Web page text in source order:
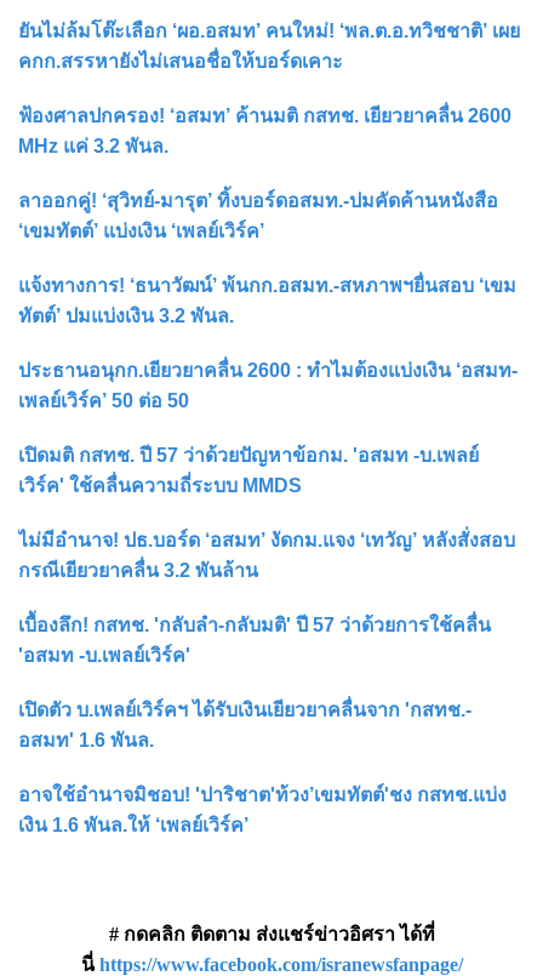
ยันไม่ล้มโต๊ะเลือก ‘ผอ.อสมท’ คนใหม่! ‘พล.ต.อ.ทวิชชาติ’ เผย
คกก.สรรหายังไม่เสนอชื่อให้บอร์ดเคาะ
ฟ้องศาลปกครอง! ‘อสมท’ ค้านมติ กสทช. เยียวยาคลื่น 2600
MHz แค่ 3.2 พันล.
ลาออกคู่! ‘สุวิทย์-มารุต’ ทิ้งบอร์ดอสมท.-ปมคัดค้านหนังสือ
‘เขมทัตต์’ แบ่งเงิน ‘เพลย์เวิร์ค’
แจ้งทางการ! ‘ธนาวัฒน์’ พ้นกก.อสมท.-สหภาพฯยื่นสอบ ‘เขม
ทัตต์’ ปมแบ่งเงิน 3.2 พันล.
ประธานอนุกก.เยียวยาคลื่น 2600 : ทำไมต้องแบ่งเงิน ‘อสมท-
เพลย์เวิร์ค’ 50 ต่อ 50
เปิดมติ กสทช. ปี 57 ว่าด้วยปัญหาข้อกม. 'อสมท -บ.เพลย์
เวิร์ค' ใช้คลื่นความถี่ระบบ MMDS
ไม่มีอำนาจ! ปธ.บอร์ด ‘อสมท’ งัดกม.แจง ‘เทวัญ’ หลังสั่งสอบ
กรณีเยียวยาคลื่น 3.2 พันล้าน
เบื้องลึก! กสทช. 'กลับลำ-กลับมติ' ปี 57 ว่าด้วยการใช้คลื่น
'อสมท -บ.เพลย์เวิร์ค'
เปิดตัว บ.เพลย์เวิร์คฯ ได้รับเงินเยียวยาคลื่นจาก 'กสทช.-
อสมท' 1.6 พันล.
อาจใช้อำนาจมิชอบ! 'ปาริชาต'ท้วง’เขมทัตต์'ชง กสทช.แบ่ง
เงิน 1.6 พันล.ให้ ‘เพลย์เวิร์ค’
# กดคลิก ติดตาม ส่งแชร์ข่าวอิศรา ได้ที่
นี่https://www.facebook.com/isranewsfanpage/